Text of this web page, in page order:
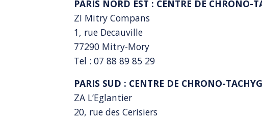
PARIS NORD EST : CENTRE DE CHRONO-
ZI Mitry Compans
1, rue Decauville
77290 Mitry-Mory
Tel : 07 88 89 85 29
PARIS SUD : CENTRE DE CHRONO-
ZA L’Eglantier
20, rue des Cerisiers